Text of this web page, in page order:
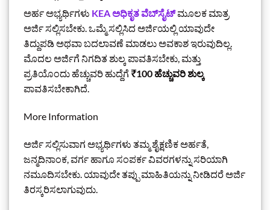
ಅರ್ಹ ಅಭ್ಯರ್ಥಿಗಳು KEA ಅಧಿಕೃತ ವೆಬ್‌ಸೈಟ್ಮೂಲಕ ಮಾತ್ರ
ಅರ್ಜಿ ಸಲ್ಲಿಸಬೇಕು. ಒಮ್ಮೆ ಸಲ್ಲಿಸಿದ ಅರ್ಜಿಯಲ್ಲಿ ಯಾವುದೇ
ತಿದ್ದುಪಡಿ ಅಥವಾ ಬದಲಾವಣೆ ಮಾಡಲು ಅವಕಾಶ ಇರುವುದಿಲ್ಲ.
ಮೊದಲ ಅರ್ಜಿಗೆ ನಿಗದಿತ ಶುಲ್ಕ ಪಾವತಿಸಬೇಕು, ಮತ್ತು
ಪ್ರತಿಯೊಂದು ಹೆಚ್ಚುವರಿ ಹುದ್ದೆಗೆ ₹100 ಹೆಚ್ಚುವರಿ ಶುಲ್ಕ
ಪಾವತಿಸಬೇಕಾಗಿದೆ.
More Information
ಅರ್ಜಿ ಸಲ್ಲಿಸುವಾಗ ಅಭ್ಯರ್ಥಿಗಳು ತಮ್ಮ ಶೈಕ್ಷಣಿಕ ಅರ್ಹತೆ,
ಜನ್ಮದಿನಾಂಕ, ವರ್ಗ ಹಾಗೂ ಸಂಪರ್ಕ ವಿವರಗಳನ್ನು ಸರಿಯಾಗಿ
ನಮೂದಿಸಬೇಕು. ಯಾವುದೇ ತಪ್ಪು ಮಾಹಿತಿಯನ್ನು ನೀಡಿದರೆ ಅರ್ಜಿ
ತಿರಸ್ಕರಿಸಲಾಗುವುದು.